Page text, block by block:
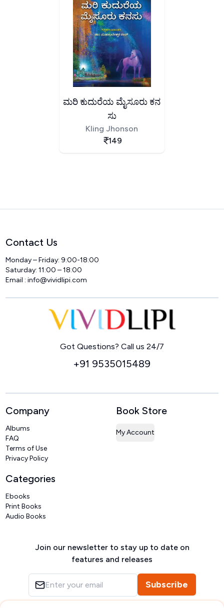
ಮರಿ ಕುದುರೆಯ ಮೈಸೂರು ಕನ
ಸು
Kling Jhonson
149
Contact Us
Monday – Friday: 9:00-18:00
Saturday: 11:00 – 18:00
Email :info@vividlipi.com
Got Questions? Call us 24/7
+91 9535015489
Company
Albums
FAQ
Terms of Use
Privacy Policy
Book Store
My Account
Categories
Ebooks
Print Books
Audio Books
Join our newsletter to stay up to date on
features and releases
Subscribe